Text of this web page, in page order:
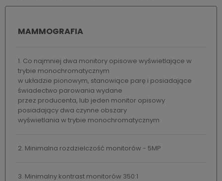
MAMMOGRAFIA
1. Co najmniej dwa monitory opisowe wyświetlające w
trybie monochromatycznym
w układzie pionowym, stanowiące parę i posiadające
świadectwo parowania wydane
przez producenta, lub jeden monitor opisowy
posiadający dwa czynne obszary
wyświetlania w trybie monochromatycznym
2. Minimalna rozdzielczość monitorów - 5MP
3. Minimalny kontrast monitorów 350:1